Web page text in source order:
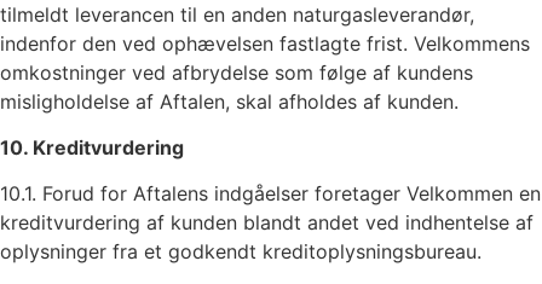
tilmeldt leverancen til en anden naturgasleverandør,
indenfor den ved ophævelsen fastlagte frist. Velkommens
omkostninger ved afbrydelse som følge af kundens
misligholdelse af Aftalen, skal afholdes af kunden.
10. Kreditvurdering
10.1. Forud for Aftalens indgåelser foretager Velkommen en
kreditvurdering af kunden blandt andet ved indhentelse af
oplysninger fra et godkendt kreditoplysningsbureau.